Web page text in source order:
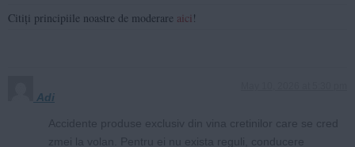
Citiți principiile noastre de moderare aici !
Adi